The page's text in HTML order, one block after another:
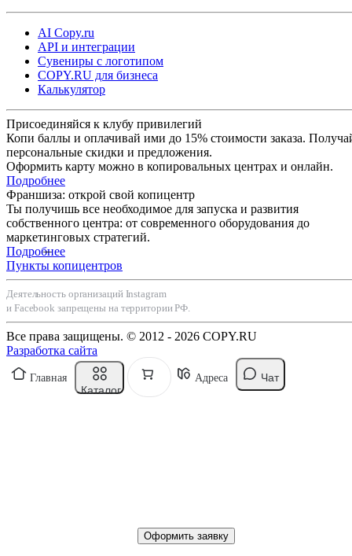
AI Copy.ru
API и интеграции
Сувениры с логотипом
COPY.RU для бизнеса
Калькулятор
Присоединяйся к клубу привилегий
Копи баллы и оплачивай ими до 15% стоимости заказа.
персональные скидки и предложения.
Оформить карту можно в копировальных центрах и онлайн.
Подробнее
Франшиза: открой свой копицентр
Ты получишь все необходимое для запуска и развития
собственного центра: от современного оборудования до
маркетинговых стратегий.
Подробнее
Пункты копицентров
Деятельность организаций Instagram
и Facebook запрещены на территории РФ.
Все права защищены. © 2012 - 2026 COPY.RU
Разработка сайта
Главная
Каталог
Адреса Чат
Оформить заявку